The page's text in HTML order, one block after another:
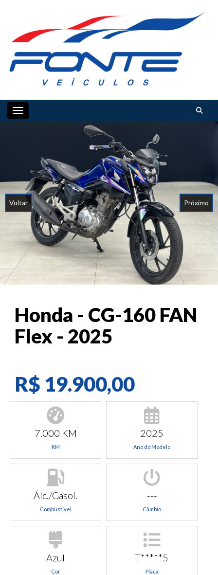
Toggle navigation
Voltar Próximo
Honda - CG-160 FAN
Flex - 2025
R$ 19.900,00
7.000 KM
KM
2025
Ano do Modelo
Álc./Gasol.
Combustível
---
Câmbio
Azul
Cor
T*****5
Placa